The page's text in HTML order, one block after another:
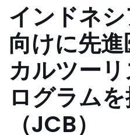
ン
へ
ス
キ
ッ
インドネ
向けに先
カルツー
ログラム
（JCB）